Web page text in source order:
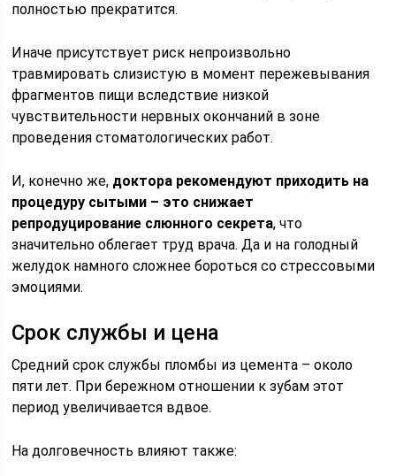
полностью прекратится.
Иначе присутствует риск непроизвольно
травмировать слизистую в момент пережевывания
фрагментов пищи вследствие низкой
чувствительности нервных окончаний в зоне
проведения стоматологических работ.
И, конечно же, доктора рекомендуют приходить на
процедуру сытыми – это снижает
репродуцирование слюнного секрета, что
значительно облегает труд врача. Да и на голодный
желудок намного сложнее бороться со стрессовыми
эмоциями.
Срок службы и цена
Средний срок службы пломбы из цемента – около
пяти лет. При бережном отношении к зубам этот
период увеличивается вдвое.
На долговечность влияют также: